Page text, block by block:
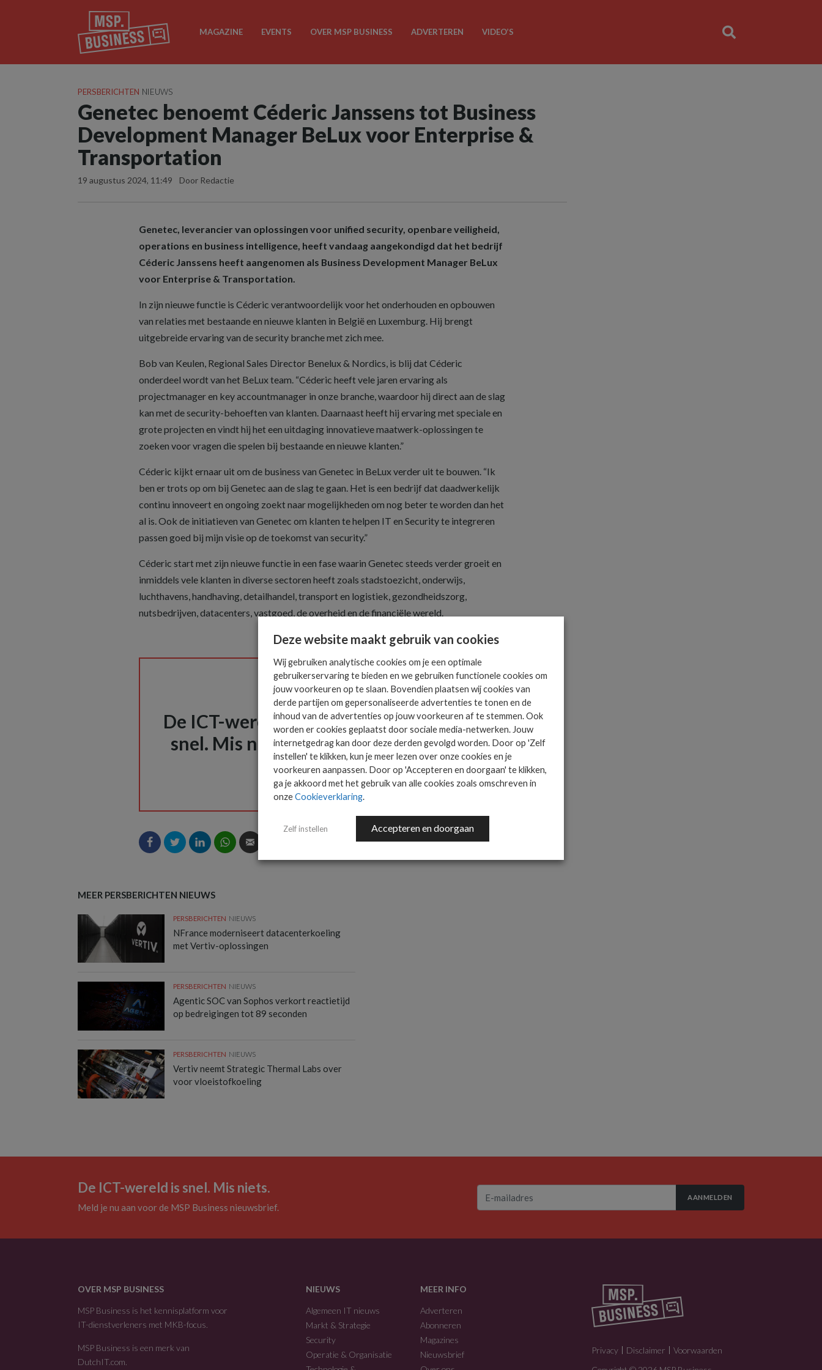
MAGAZINE EVENTS OVER MSP BUSINESS ADVERTEREN VIDEO’S
PERSBERICHTEN NIEUWS
Genetec benoemt Céderic Janssens tot Business
Development Manager BeLux voor Enterprise &
Transportation
19 augustus 2024, 11:49 Door Redactie
Genetec, leverancier van oplossingen voor unified security, openbare veiligheid,
operations en business intelligence, heeft vandaag aangekondigd dat het bedrijf
Céderic Janssens heeft aangenomen als Business Development Manager BeLux
voor Enterprise & Transportation.
In zijn nieuwe functie is Céderic verantwoordelijk voor het onderhouden en opbouwen
van relaties met bestaande en nieuwe klanten in België en Luxemburg. Hij brengt
uitgebreide ervaring van de security branche met zich mee.
Bob van Keulen, Regional Sales Director Benelux & Nordics, is blij dat Céderic
onderdeel wordt van het BeLux team. “Céderic heeft vele jaren ervaring als
projectmanager en key accountmanager in onze branche, waardoor hij direct aan de slag
kan met de security-behoeften van klanten. Daarnaast heeft hij ervaring met speciale en
grote projecten en vindt hij het een uitdaging innovatieve maatwerk-oplossingen te
zoeken voor vragen die spelen bij bestaande en nieuwe klanten.”
Céderic kijkt ernaar uit om de business van Genetec in BeLux verder uit te bouwen. “Ik
ben er trots op om bij Genetec aan de slag te gaan. Het is een bedrijf dat daadwerkelijk
continu innoveert en ongoing zoekt naar mogelijkheden om nog beter te worden dan het
al is. Ook de initiatieven van Genetec om klanten te helpen IT en Security te integreren
passen goed bij mijn visie op de toekomst van security.”
Céderic start met zijn nieuwe functie in een fase waarin Genetec steeds verder groeit en
inmiddels vele klanten in diverse sectoren heeft zoals stadstoezicht, onderwijs,
luchthavens, handhaving, detailhandel, transport en logistiek, gezondheidszorg,
nutsbedrijven, datacenters, vastgoed, de overheid en de financiële wereld.
De ICT-wereld is
snel. Mis niets.
Het allerlaatste ICT
nieuws in jouw mailbox
AANMELDEN
MEER PERSBERICHTEN NIEUWS
PERSBERICHTEN NIEUWS
NFrance moderniseert datacenterkoeling
met Vertiv-oplossingen
PERSBERICHTEN NIEUWS
Agentic SOC van Sophos verkort reactietijd
op bedreigingen tot 89 seconden
PERSBERICHTEN NIEUWS
Vertiv neemt Strategic Thermal Labs over
voor vloeistofkoeling
De ICT-wereld is snel. Mis niets.
Meld je nu aan voor de MSP Business nieuwsbrief.
AANMELDEN
OVER MSP BUSINESS
MSP Business is het kennisplatform voor
IT-dienstverleners met MKB-focus.
MSP Business is een merk van
DutchIT.com
NIEUWS
Algemeen IT nieuws
Markt & Strategie
Security
Operatie & Organisatie
MEER INFO
Adverteren
Abonneren
Magazines
Nieuwsbrief
Privacy Disclaimer
Voorwaarden
Deze website maakt gebruik van cookies
Wij gebruiken analytische cookies om je een optimale
gebruikerservaring te bieden en we gebruiken functionele cookies om
jouw voorkeuren op te slaan. Bovendien plaatsen wij cookies van
derde partijen om gepersonaliseerde advertenties te tonen en de
inhoud van de advertenties op jouw voorkeuren af te stemmen. Ook
worden er cookies geplaatst door sociale media-netwerken. Jouw
internetgedrag kan door deze derden gevolgd worden. Door op 'Zelf
instellen' te klikken, kun je meer lezen over onze cookies en je
voorkeuren aanpassen. Door op 'Accepteren en doorgaan' te klikken,
ga je akkoord met het gebruik van alle cookies zoals omschreven in
onzeCookieverklaring.
Zelf instellen Accepteren en doorgaan